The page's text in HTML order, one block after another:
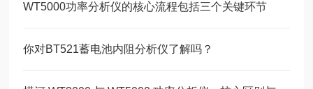
WT5000功率分析仪的核心流程包括三个关键环节
你对BT521蓄电池内阻分析仪了解吗？